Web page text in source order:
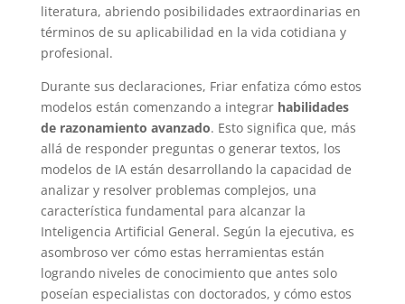
literatura, abriendo posibilidades extraordinarias en
términos de su aplicabilidad en la vida cotidiana y
profesional.
Durante sus declaraciones, Friar enfatiza cómo estos
modelos están comenzando a integrar habilidades
de razonamiento avanzado. Esto significa que, más
allá de responder preguntas o generar textos, los
modelos de IA están desarrollando la capacidad de
analizar y resolver problemas complejos, una
característica fundamental para alcanzar la
Inteligencia Artificial General. Según la ejecutiva, es
asombroso ver cómo estas herramientas están
logrando niveles de conocimiento que antes solo
poseían especialistas con doctorados, y cómo estos